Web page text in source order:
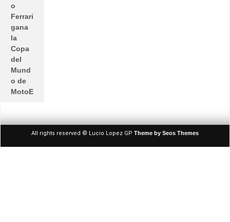
o
Ferrari
gana
la
Copa
del
Mund
o de
MotoE
All rights reserved © Lucio Lopez GP Theme by Seos Themes